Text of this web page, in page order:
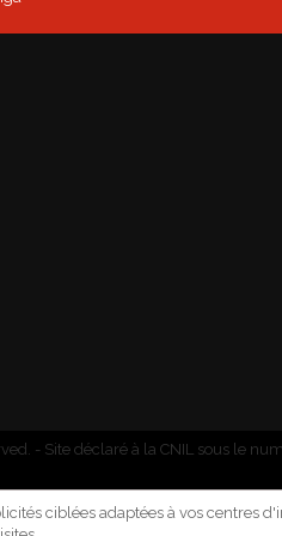
- Site déclaré à la CNIL sous le
ciblées adaptées à vos centres